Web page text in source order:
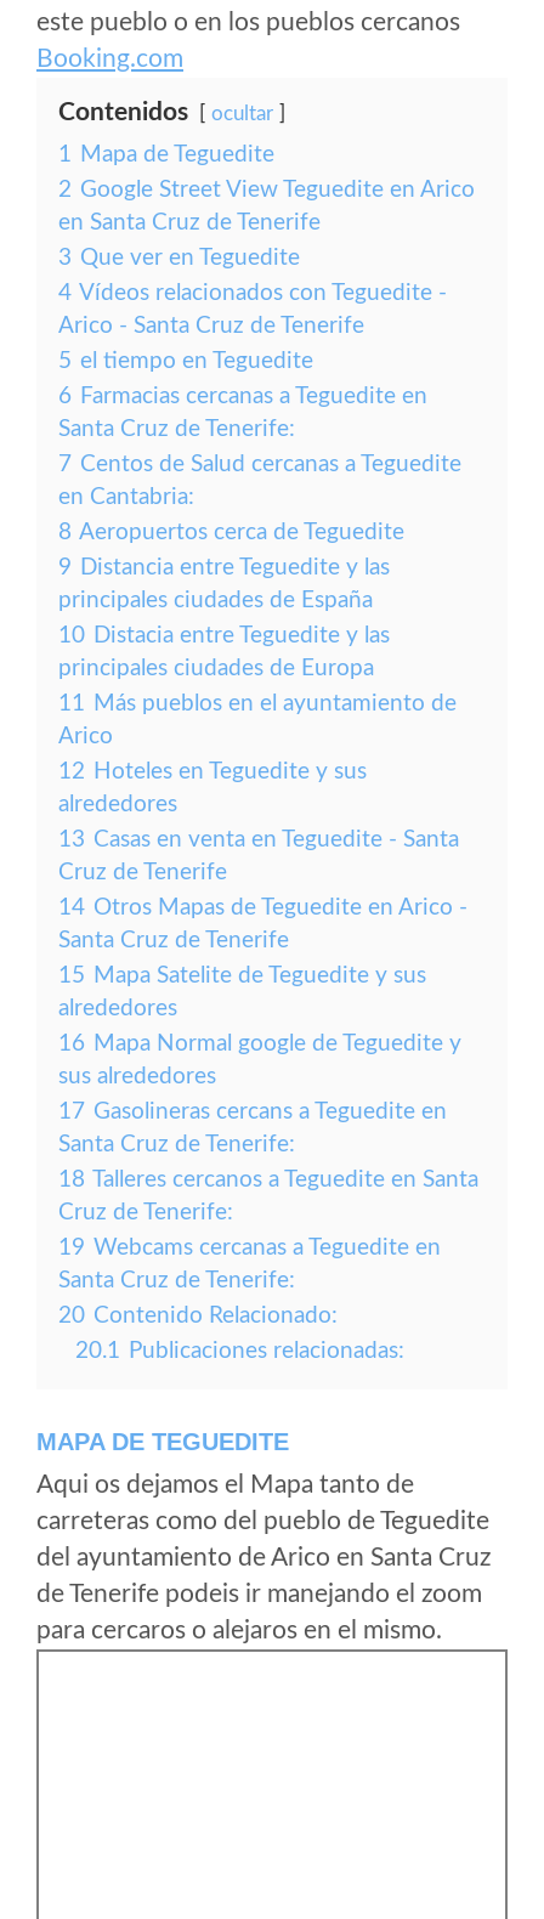
este pueblo o en los pueblos cercanos
Booking.com
Contenidos ocultar
1 Mapa de Teguedite
2 Google Street View Teguedite en Arico
en Santa Cruz de Tenerife
3 Que ver en Teguedite
4 Vídeos relacionados con Teguedite -
Arico - Santa Cruz de Tenerife
5 el tiempo en Teguedite
6 Farmacias cercanas a Teguedite en
Santa Cruz de Tenerife:
7 Centos de Salud cercanas a Teguedite
en Cantabria:
8 Aeropuertos cerca de Teguedite
9 Distancia entre Teguedite y las
principales ciudades de España
10 Distacia entre Teguedite y las
principales ciudades de Europa
11 Más pueblos en el ayuntamiento de
Arico
12 Hoteles en Teguedite y sus
alrededores
13 Casas en venta en Teguedite - Santa
Cruz de Tenerife
14 Otros Mapas de Teguedite en Arico -
Santa Cruz de Tenerife
15 Mapa Satelite de Teguedite y sus
alrededores
16 Mapa Normal google de Teguedite y
sus alrededores
17 Gasolineras cercans a Teguedite en
Santa Cruz de Tenerife:
18 Talleres cercanos a Teguedite en Santa
Cruz de Tenerife:
19 Webcams cercanas a Teguedite en
Santa Cruz de Tenerife:
20 Contenido Relacionado:
20.1 Publicaciones relacionadas:
MAPA DE TEGUEDITE
Aqui os dejamos el Mapa tanto de
carreteras como del pueblo de Teguedite
del ayuntamiento de Arico en Santa Cruz
de Tenerife podeis ir manejando el zoom
para cercaros o alejaros en el mismo.